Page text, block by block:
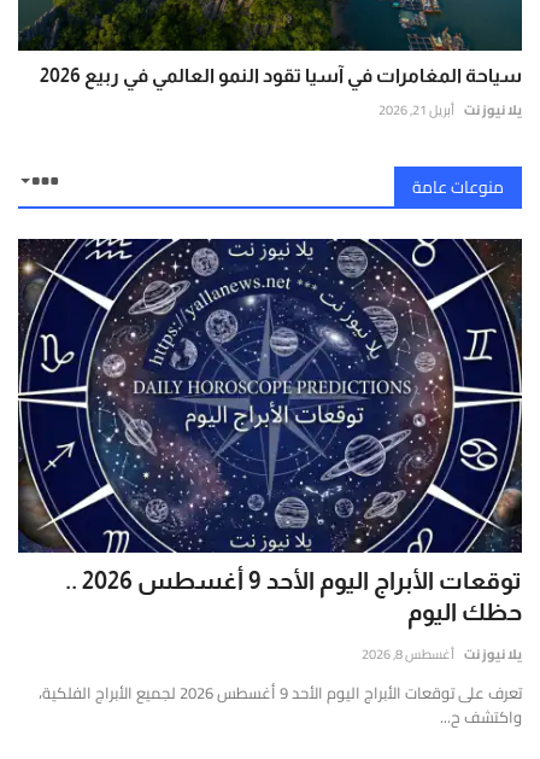
سياحة المغامرات في آسيا تقود النمو العالمي في ربيع 2026
يلا نيوز نت أبريل 21, 2026
منوعات عامة
توقعات الأبراج اليوم الأحد 9 أغسطس 2026 ..
حظك اليوم
يلا نيوز نت أغسطس 8, 2026
تعرف على توقعات الأبراج اليوم الأحد 9 أغسطس 2026 لجميع الأبراج الفلكية،
واكتشف ح...